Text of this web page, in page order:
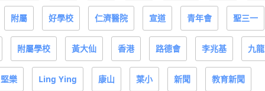
附屬 好學校 仁濟醫院 宣道 青年會 聖三一
附屬學校 黃大仙 香港 路德會 李兆基 九龍
堅樂 Ling Ying 康山 葉小 新聞 教育新聞